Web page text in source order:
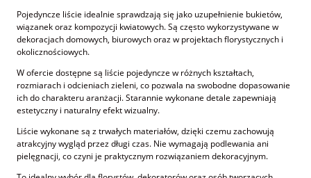
Pojedyncze liście idealnie sprawdzają się jako uzupełnienie bukietów,
wiązanek oraz kompozycji kwiatowych. Są często wykorzystywane w
dekoracjach domowych, biurowych oraz w projektach florystycznych i
okolicznościowych.
W ofercie dostępne są liście pojedyncze w różnych kształtach,
rozmiarach i odcieniach zieleni, co pozwala na swobodne dopasowanie
ich do charakteru aranżacji. Starannie wykonane detale zapewniają
estetyczny i naturalny efekt wizualny.
Liście wykonane są z trwałych materiałów, dzięki czemu zachowują
atrakcyjny wygląd przez długi czas. Nie wymagają podlewania ani
pielęgnacji, co czyni je praktycznym rozwiązaniem dekoracyjnym.